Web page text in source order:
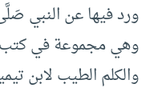
ورد فيها عن النبي
وهي مجموعة في كتب
والكلم الطيب لابن